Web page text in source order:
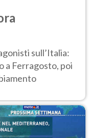
sull’Italia:
a Ferragosto, poi